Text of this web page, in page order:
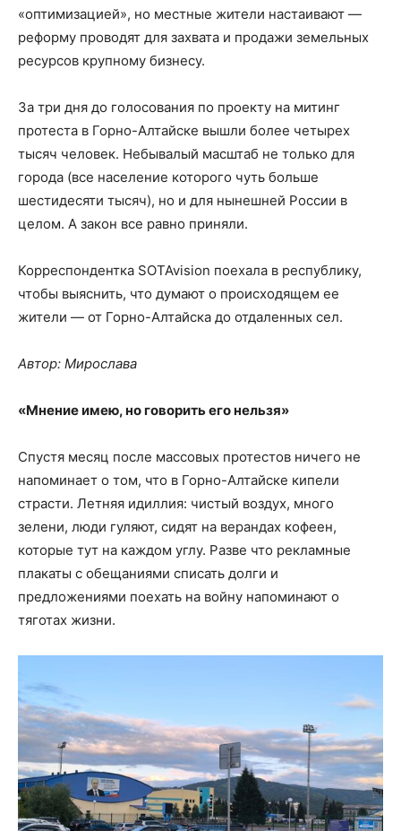
«оптимизацией», но местные жители настаивают —
реформу проводят для захвата и продажи земельных
ресурсов крупному бизнесу.
За три дня до голосования по проекту на митинг
протеста в Горно-Алтайске вышли более четырех
тысяч человек. Небывалый масштаб не только для
города (все население которого чуть больше
шестидесяти тысяч), но и для нынешней России в
целом. А закон все равно приняли.
Корреспондентка SOTAvision поехала в республику,
чтобы выяснить, что думают о происходящем ее
жители — от Горно-Алтайска до отдаленных сел.
Автор: Мирослава
«Мнение имею, но говорить его нельзя»
Спустя месяц после массовых протестов ничего не
напоминает о том, что в Горно-Алтайске кипели
страсти. Летняя идиллия: чистый воздух, много
зелени, люди гуляют, сидят на верандах кофеен,
которые тут на каждом углу. Разве что рекламные
плакаты с обещаниями списать долги и
предложениями поехать на войну напоминают о
тяготах жизни.